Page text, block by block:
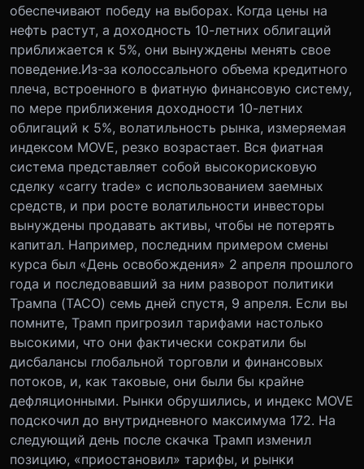
обеспечивают победу на выборах. Когда цены на
нефть растут, а доходность 10-летних облигаций
приближается к 5%, они вынуждены менять свое
поведение.Из-за колоссального объема кредитного
плеча, встроенного в фиатную финансовую систему,
по мере приближения доходности 10-летних
облигаций к 5%, волатильность рынка, измеряемая
индексом MOVE, резко возрастает. Вся фиатная
система представляет собой высокорисковую
сделку «carry trade» с использованием заемных
средств, и при росте волатильности инвесторы
вынуждены продавать активы, чтобы не потерять
капитал. Например, последним примером смены
курса был «День освобождения» 2 апреля прошлого
года и последовавший за ним разворот политики
Трампа (TACO) семь дней спустя, 9 апреля. Если вы
помните, Трамп пригрозил тарифами настолько
высокими, что они фактически сократили бы
дисбалансы глобальной торговли и финансовых
потоков, и, как таковые, они были бы крайне
дефляционными. Рынки обрушились, и индекс MOVE
подскочил до внутридневного максимума 172. На
следующий день после скачка Трамп изменил
позицию, «приостановил» тарифы, и рынки